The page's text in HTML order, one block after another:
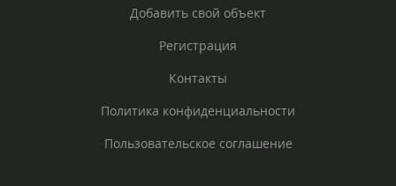
Добавить свой объект
Регистрация
Контакты
Политика конфиденциальности
Пользовательское соглашение